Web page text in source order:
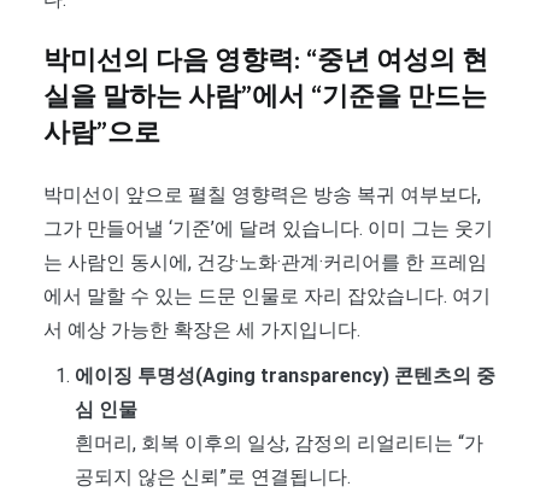
박미선의 다음 영향력: “중년 여성의 현
실을 말하는 사람”에서 “기준을 만드는
사람”으로
박미선이 앞으로 펼칠 영향력은 방송 복귀 여부보다,
그가 만들어낼 ‘기준’에 달려 있습니다. 이미 그는 웃기
는 사람인 동시에, 건강·노화·관계·커리어를 한 프레임
에서 말할 수 있는 드문 인물로 자리 잡았습니다. 여기
서 예상 가능한 확장은 세 가지입니다.
에이징 투명성(Aging transparency) 콘텐츠의 중
심 인물
흰머리, 회복 이후의 일상, 감정의 리얼리티는 “가
공되지 않은 신뢰”로 연결됩니다.